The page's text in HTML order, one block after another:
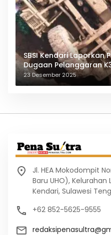
SBSI Kendari Laporkan
Dugaan Pelanggaran
23 Desember 2025
Jl. HEA Mokodompit
Baru UHO), Kelurahan
Kendari, Sulawesi
+62 852-5625-9555